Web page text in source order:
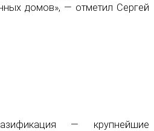
домов», — отметил Сергей
— крупнейшие